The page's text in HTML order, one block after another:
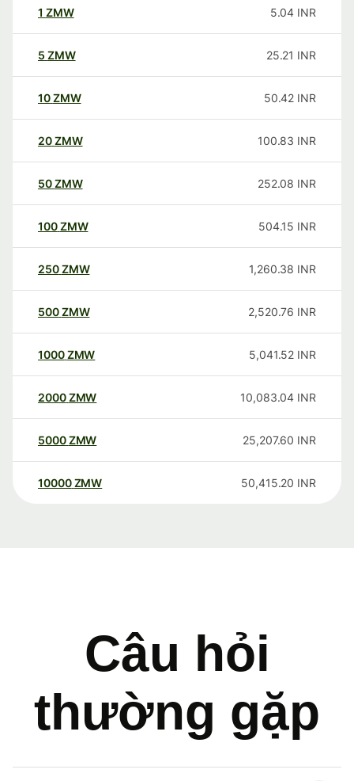
1 ZMW 5.04 INR
5 ZMW 25.21 INR
10ZMW 50.42 INR
20ZMW 100.83 INR
50ZMW 252.08 INR
100ZMW 504.15 INR
250ZMW 1,260.38 INR
500ZMW 2,520.76 INR
1000ZMW 5,041.52 INR
2000ZMW 10,083.04 INR
5000ZMW 25,207.60 INR
10000 ZMW 50,415.20 INR
Câu hỏi
thường gặp